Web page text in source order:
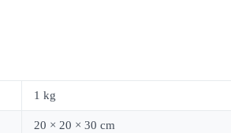
1 kg
20 × 20 × 30 cm